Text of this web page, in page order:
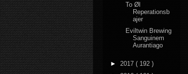
To Øl
Reperationsb
ajer
Eviltwin Brewing
Sanguinem
Aurantiago
► 2017 ( 192 )